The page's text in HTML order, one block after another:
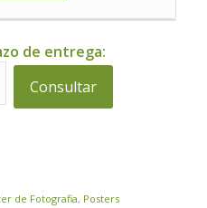
de entrega:
Consultar
de Fotografia, Posters